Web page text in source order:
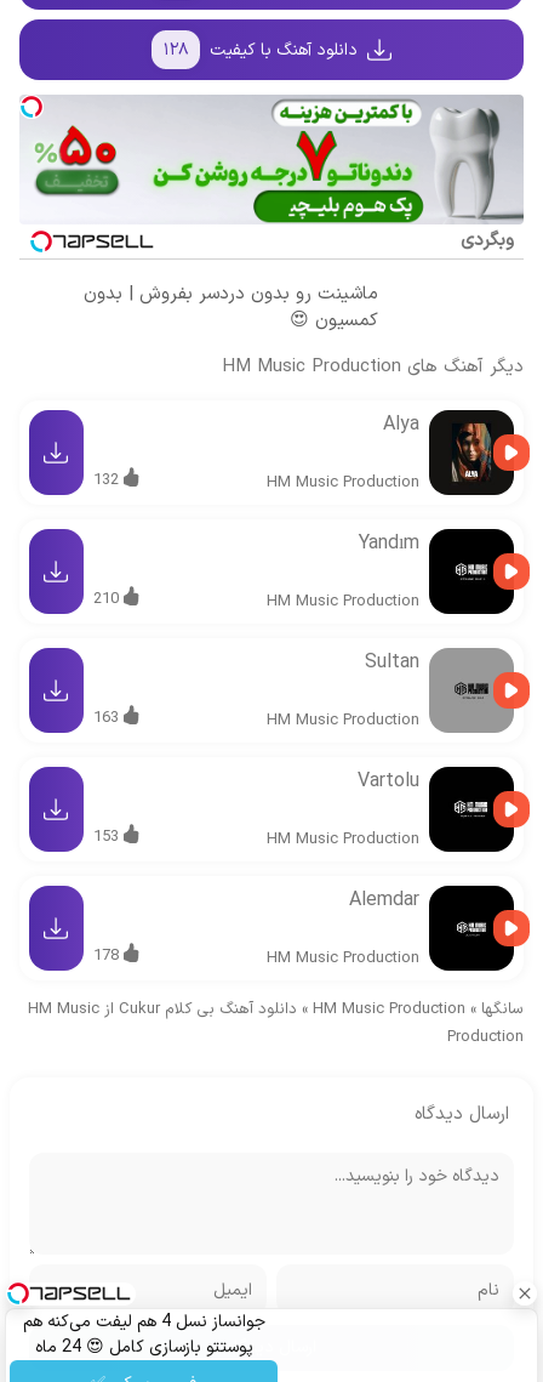
دانلود آهنگ با کیفیت ۱۲۸
وبگردی
ماشینت رو بدون دردسر بفروش | بدون
کمسیون 😍
دیگر آهنگ های HM Music Production
Alya
HM Music Production
132
Yandım
HM Music Production
210
Sultan
HM Music Production
163
Vartolu
HM Music Production
153
Alemdar
HM Music Production
178
سانگها »
HM Music Production
»
دانلود آهنگ بی کلام Cukur از HM Music
Production
ارسال دیدگاه
جوانساز نسل 4 هم لیفت می‌کنه هم
پوستتو بازسازی کامل 😍 24 ماه
ماندگاری